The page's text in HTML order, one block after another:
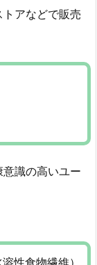
アなどで販売
識の高いユー
性食物繊維）